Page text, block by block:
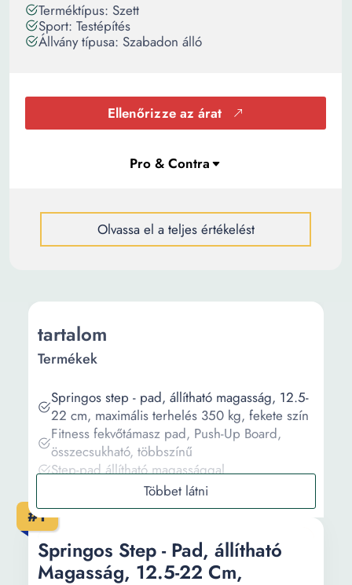
Terméktípus: Szett
Sport: Testépítés
Állvány típusa: Szabadon álló
Ellenőrizze az árat
Olvassa el a teljes értékelést
#1
Springos Step - Pad, állítható
Magasság, 12.5-22 Cm,
tartalom
Termékek
Springos step - pad, állítható magasság, 12.5-
22 cm, maximális terhelés 350 kg, fekete szín
Fitness fekvőtámasz pad, Push-Up Board,
összecsukható, többszínű
Step-pad állítható magassággal
QMED Hátizomnyújtó pad, Gerinc Doktor
hátnyújtó pad
GazoFitnessÁllvány + Pad/Fekvenyomó pad/
+ Egykezes súlyzó Össz 35kg
Információ